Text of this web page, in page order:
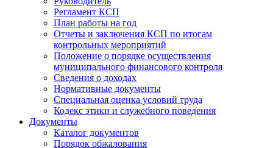
Регламент КСП
План работы на год
Отчеты и заключения КСП по итогам
контрольных мероприятий
Положение о порядке осуществления
муниципального финансового контроля
Сведения о доходах
Нормативные документы
Специальная оценка условий труда
Кодекс этики и служебного поведения
Документы
Каталог документов
Порядок обжалования